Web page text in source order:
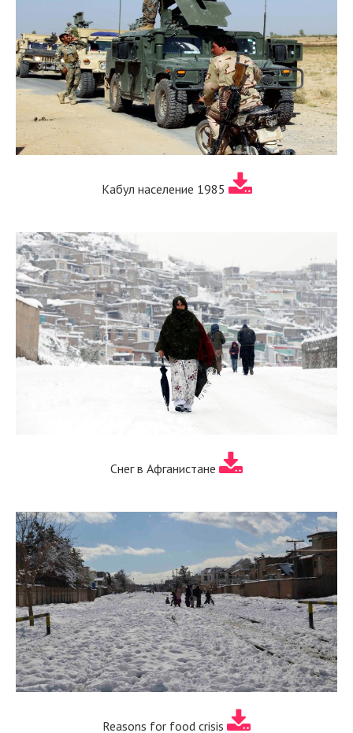
Кабул население 1985
Снег в Афганистане
Reasons for food crisis